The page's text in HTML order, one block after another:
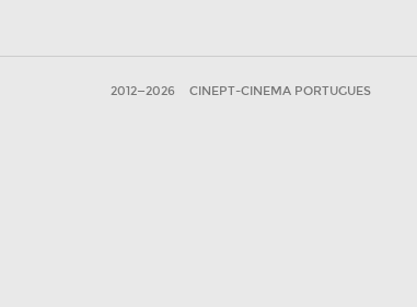
2012—2026 CINEPT-CINEMA PORTUGUES